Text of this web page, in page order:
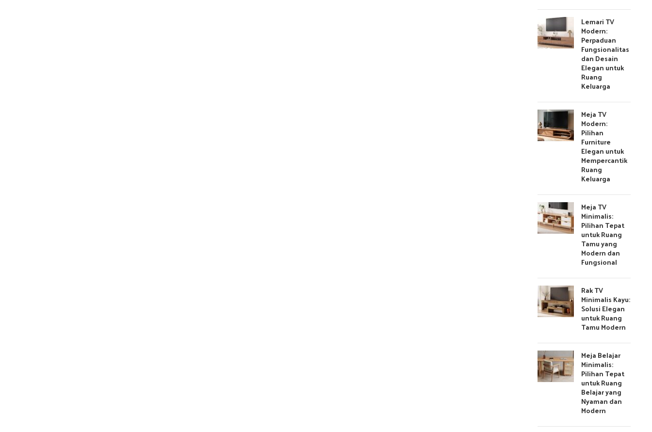
Lemari TV
Modern:
Perpaduan
Fungsionalitas
dan Desain
Elegan untuk
Ruang
Keluarga
Meja TV
Modern:
Pilihan
Furniture
Elegan untuk
Mempercantik
Ruang
Keluarga
Meja TV
Minimalis:
Pilihan Tepat
untuk Ruang
Tamu yang
Modern dan
Fungsional
Rak TV
Minimalis Kayu:
Solusi Elegan
untuk Ruang
Tamu Modern
Meja Belajar
Minimalis:
Pilihan Tepat
untuk Ruang
Belajar yang
Nyaman dan
Modern